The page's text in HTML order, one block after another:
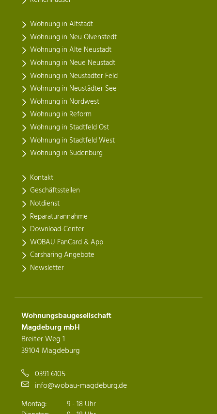
Wohnungsbaugesellschaft
Magdeburg mbH
Breiter Weg 1
39104 Magdeburg
0391 6105
info@wobau-magdeburg.de
Montag:
9 - 18 Uhr
Wohnung in Altstadt
Wohnung in Neu Olvenstedt
Wohnung in Alte Neustadt
Wohnung in Neue Neustadt
Wohnung in Neustädter Feld
Wohnung in Neustädter See
Wohnung in Nordwest
Wohnung in Reform
Wohnung in Stadtfeld Ost
Wohnung in Stadtfeld West
Wohnung in Sudenburg
Kontakt
Geschäftsstellen
Notdienst
Reparaturannahme
Download-Center
WOBAU FanCard & App
Carsharing Angebote
Newsletter